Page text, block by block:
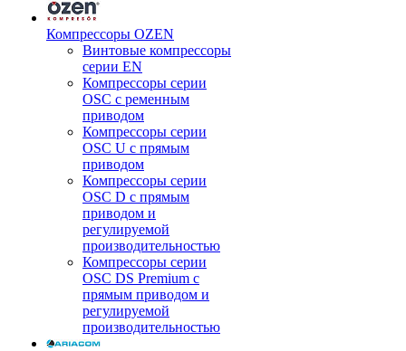
Компрессоры OZEN
Винтовые компрессоры
серии EN
Компрессоры серии
OSC с ременным
приводом
Компрессоры серии
OSC U с прямым
приводом
Компрессоры серии
OSC D с прямым
приводом и
регулируемой
производительностью
Компрессоры серии
OSC DS Premium с
прямым приводом и
регулируемой
производительностью